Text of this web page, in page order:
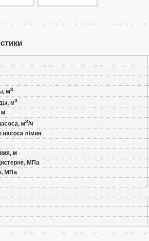
м3
м3
м
м3/ч
насоса л/мин
м
МПа
МПа